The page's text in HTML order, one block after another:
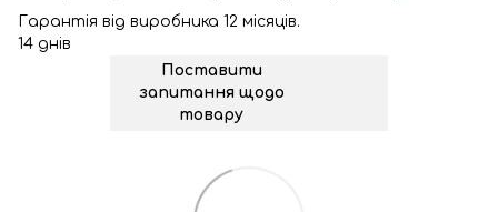
Гарантія від виробника 12 місяців.
14 днів
Поставити
запитання щодо
товару